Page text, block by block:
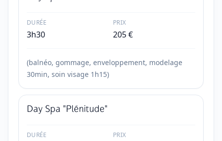
DURÉE
3h30
PRIX
205€
(balnéo, gommage, enveloppement, modelage
30min, soin visage 1h15)
Day Spa "Plénitude"
DURÉE PRIX